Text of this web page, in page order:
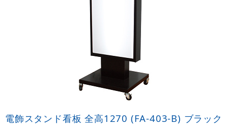
電飾スタンド看板 全高1270 (FA-403-B) ブラック